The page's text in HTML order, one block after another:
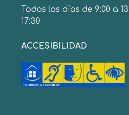
Todos los días de 9:00 a
17:30
ACCESIBILIDAD